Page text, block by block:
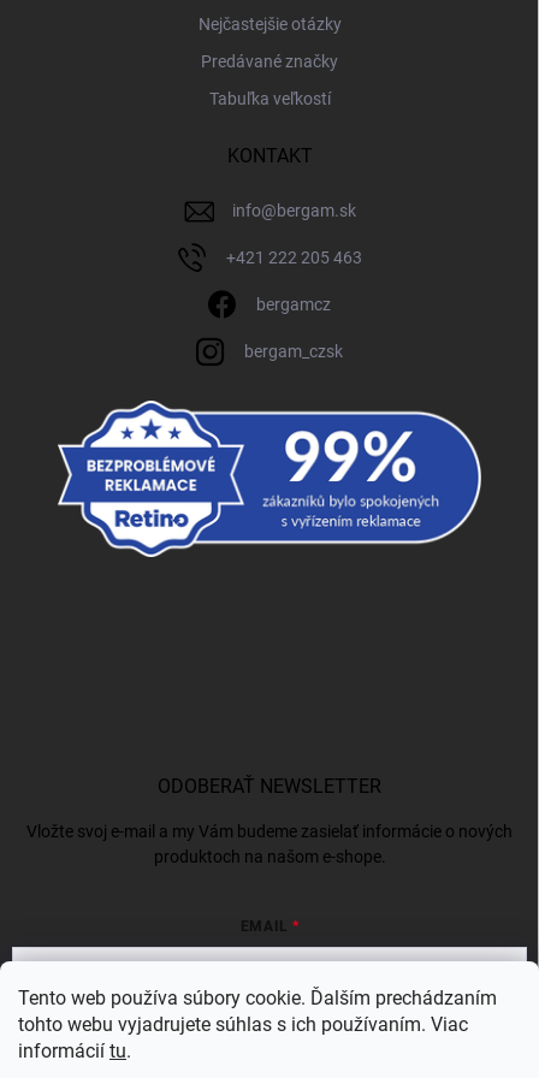
Tento web používa súbory cookie. Ďalším prechádzaním
tohto webu vyjadrujete súhlas s ich používaním. Viac
informácií tu.
Nejčastejšie otázky
Predávané značky
Tabuľka veľkostí
KONTAKT
info@bergam.sk
+421 222 205 463
bergamcz
bergam_czsk
ODOBERAŤ NEWSLETTER
Vložte svoj e-mail a my Vám budeme zasielať informácie o nových
produktoch na našom e-shope.
EMAIL
Vložením e-mailu súhlasíte s